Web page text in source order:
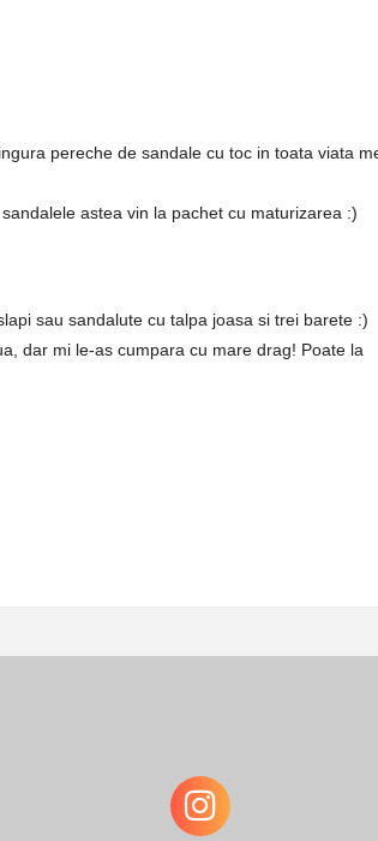
pereche de sandale cu toc in toata viata
astea vin la pachet cu maturizarea :)
sau sandalute cu talpa joasa si trei barete :)
dar mi le-as cumpara cu mare drag! Poate la